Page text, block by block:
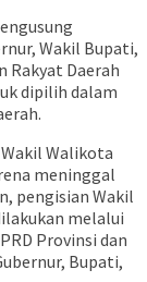
Wakil Bupati,
Rakyat Daerah
dipilih dalam
Walikota
meninggal
pengisian Wakil
melalui
Provinsi dan
Bupati,